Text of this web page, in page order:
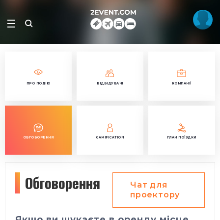
ПРО ПОДІЮ ВІДВІДУВАЧІ КОМПАНІЇ
ОБГОВОРЕННЯ GAMIFICATION ПЛАН ПОЇЗДКИ
Обговорення
Чат для
проектору